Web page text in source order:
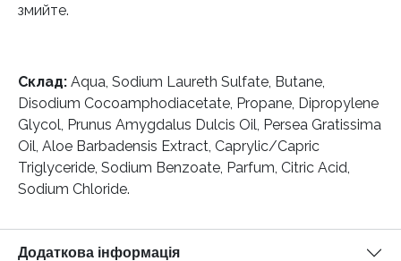
змийте.
Склад: Аqua, Sodium Laureth Sulfate, Butane,
Disodium Cocoamphodiacetate, Propane, Dipropylene
Glycol, Prunus Amygdalus Dulcis Oil, Persea Gratissima
Oil, Aloe Barbadensis Extract, Caprylic/Capric
Triglyceride, Sodium Benzoate, Parfum, Citric Acid,
Sodium Chloride.
Додаткова інформація